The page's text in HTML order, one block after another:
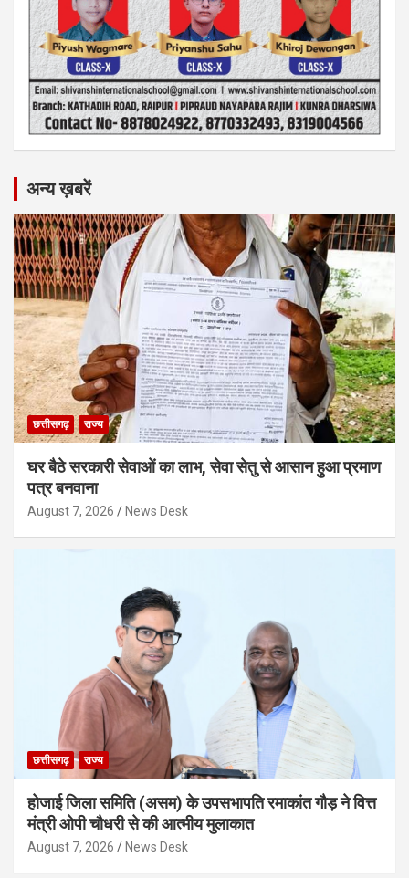
अन्य ख़बरें
छत्तीसगढ़ राज्य
घर बैठे सरकारी सेवाओं का लाभ, सेवा सेतु से आसान हुआ प्रमाण
पत्र बनवाना
August 7, 2026 News Desk
छत्तीसगढ़ राज्य
होजाई जिला समिति (असम) के उपसभापति रमाकांत गौड़ ने वित्त
मंत्री ओपी चौधरी से की आत्मीय मुलाकात
August 7, 2026 News Desk